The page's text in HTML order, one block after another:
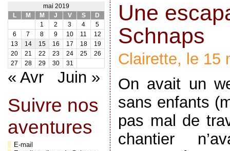
mai 2019
L
M M J V S
D
1
2 3 4
5
6
7 8 9 10 11
12
13
14 15 16 17 18
19
20
21 22 23 24 25
26
27
28 29 30 31
« Avr Juin »
Suivre nos
aventures
E-mail
Une
Schnaps
Clairette, le 15
On avait un
sans enfants
pas mal de
chantier